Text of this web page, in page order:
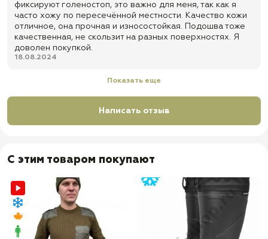
✅ Быстрая отправка
фиксируют голеностоп, это важно для меня, так как я
часто хожу по пересечённой местности. Качество кожи
отличное, она прочная и износостойкая. Подошва тоже
качественная, не скользит на разных поверхностях. Я
доволен покупкой.
18.08.2024
Показать еще
Написать отзыв
С этим товаром покупают